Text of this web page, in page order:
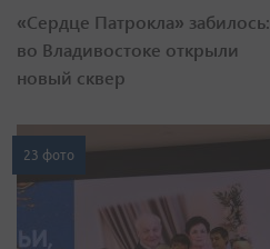
«Сердце Патрокла» забилось:
во Владивостоке открыли
новый сквер
23 фото